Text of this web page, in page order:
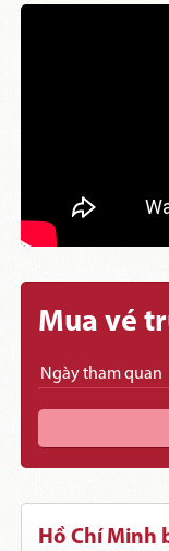
Mua vé
Hồ Chí Minh